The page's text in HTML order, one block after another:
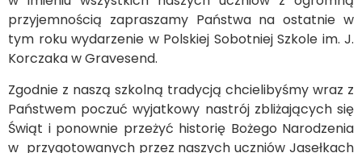
przyjemnością zapraszamy Państwa na ostatnie w
tym roku wydarzenie w Polskiej Sobotniej Szkole im. J.
Korczaka w Gravesend.
Zgodnie z naszą szkolną tradycją chcielibyśmy wraz z
Państwem poczuć wyjatkowy nastrój zbliżających się
Świąt i ponownie przeżyć historię Bożego Narodzenia
w przygotowanych przez naszych uczniów Jasełkach